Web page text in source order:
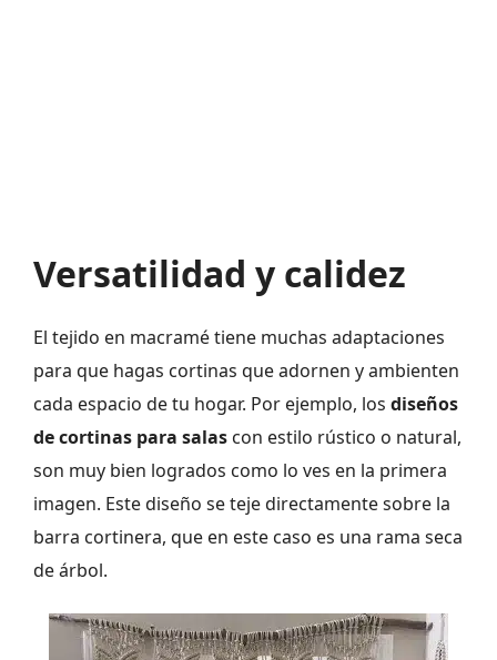
Versatilidad y calidez
El tejido en macramé tiene muchas adaptaciones
para que hagas cortinas que adornen y ambienten
cada espacio de tu hogar. Por ejemplo, los diseños
de cortinas para salas con estilo rústico o natural,
son muy bien logrados como lo ves en la primera
imagen. Este diseño se teje directamente sobre la
barra cortinera, que en este caso es una rama seca
de árbol.